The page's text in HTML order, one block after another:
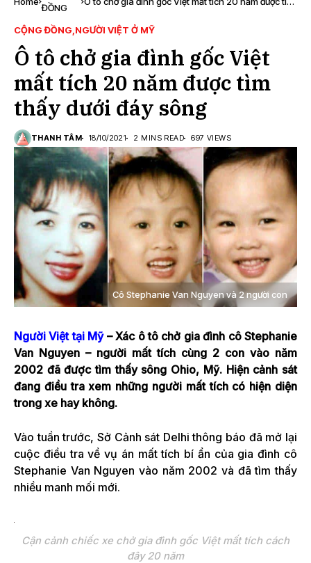
ĐỒNG
CỘNG ĐỒNG NGƯỜI VIỆT Ở MỸ
Ô tô chở gia đình gốc Việt
mất tích 20 năm được tìm
thấy dưới đáy sông
THANH TÂM 18/10/2021 2 MINS READ 697 VIEWS
Cô Stephanie Van Nguyen và 2 người con
Người Việt tại Mỹ– Xác ô tô chở gia đình cô Stephanie
Van Nguyen – người mất tích cùng 2 con vào năm
2002 đã được tìm thấy sông Ohio, Mỹ. Hiện cảnh sát
đang điều tra xem những người mất tích có hiện diện
trong xe hay không.
Vào tuần trước, Sở Cảnh sát Delhi thông báo đã mở lại
cuộc điều tra về vụ án mất tích bí ẩn của gia đình cô
Stephanie Van Nguyen vào năm 2002 và đã tìm thấy
nhiều manh mối mới.
Cận cảnh chiếc xe chở gia đình gốc Việt mất tích cách
đây 20 năm